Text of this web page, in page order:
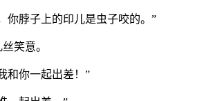
你脖子上的印儿是虫子咬的。”
笑意。
和你一起出差！”